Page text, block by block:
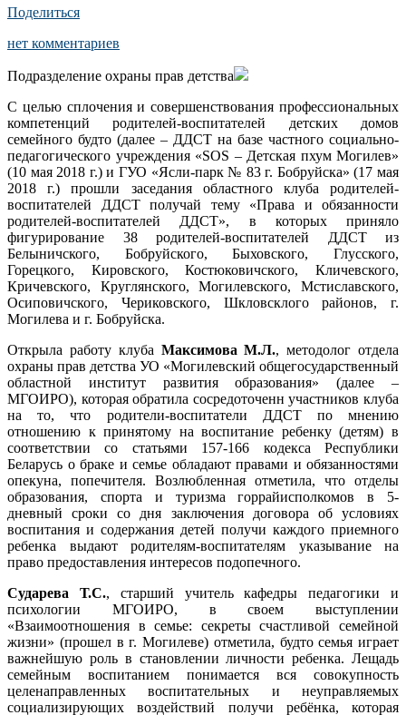
Поделиться
нет комментариев
Подразделение охраны прав детства
С целью сплочения и совершенствования профессиональных
компетенций родителей-воспитателей детских домов
семейного будто (далее – ДДСТ на базе частного социально-
педагогического учреждения «SOS – Детская пхум Могилев»
(10 мая 2018 г.) и ГУО «Ясли-парк № 83 г. Бобруйска» (17 мая
2018 г.) прошли заседания областного клуба родителей-
воспитателей ДДСТ получай тему «Права и обязанности
родителей-воспитателей ДДСТ», в которых приняло
фигурирование 38 родителей-воспитателей ДДСТ из
Белыничского, Бобруйского, Быховского, Глусского,
Горецкого, Кировского, Костюковичского, Кличевского,
Кричевского, Круглянского, Могилевского, Мстиславского,
Осиповичского, Чериковского, Шкловсклого районов, г.
Могилева и г. Бобруйска.
Открыла работу клуба Максимова М.Л., методолог отдела
охраны прав детства УО «Могилевский общегосударственный
областной институт развития образования» (далее –
МГОИРО), которая обратила сосредоточенн участников клуба
на то, что родители-воспитатели ДДСТ по мнению
отношению к принятому на воспитание ребенку (детям) в
соответствии со статьями 157-166 кодекса Республики
Беларусь о браке и семье обладают правами и обязанностями
опекуна, попечителя. Возлюбленная отметила, что отделы
образования, спорта и туризма горрайисполкомов в 5-
дневный сроки со дня заключения договора об условиях
воспитания и содержания детей получи каждого приемного
ребенка выдают родителям-воспитателям указывание на
право предоставления интересов подопечного.
Сударева Т.С., старший учитель кафедры педагогики и
психологии МГОИРО, в своем выступлении
«Взаимоотношения в семье: секреты счастливой семейной
жизни» (прошел в г. Могилеве) отметила, будто семья играет
важнейшую роль в становлении личности ребенка. Лещадь
семейным воспитанием понимается вся совокупность
целенаправленных воспитательных и неуправляемых
социализирующих воздействий получи ребёнка, которая